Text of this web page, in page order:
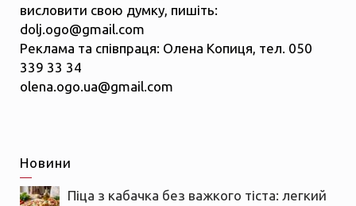
висловити свою думку, пишіть:
dolj.ogo@gmail.com
Реклама та співпраця: Олена Копиця, тел. 050
339 33 34
olena.ogo.ua@gmail.com
Новини
Піца з кабачка без важкого тіста: легкий